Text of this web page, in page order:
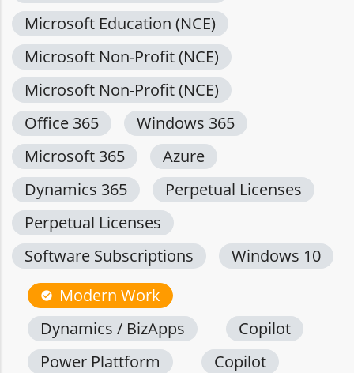
check_circle Modern Work
Dynamics / BizApps
Copilot
Power Plattform
Copilot
Microsoft Education (NCE)
Microsoft Non-Profit (NCE)
Microsoft Non-Profit (NCE)
Office 365
Windows 365
Microsoft 365
Azure
Dynamics 365
Perpetual Licenses
Perpetual Licenses
Software Subscriptions
Windows 10